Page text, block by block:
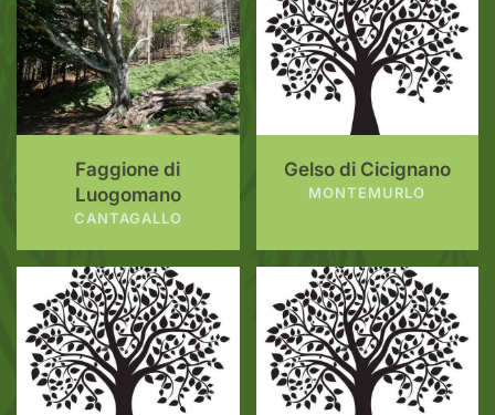
Faggione di
Luogomano
CANTAGALLO
Gelso di Cicignano
MONTEMURLO